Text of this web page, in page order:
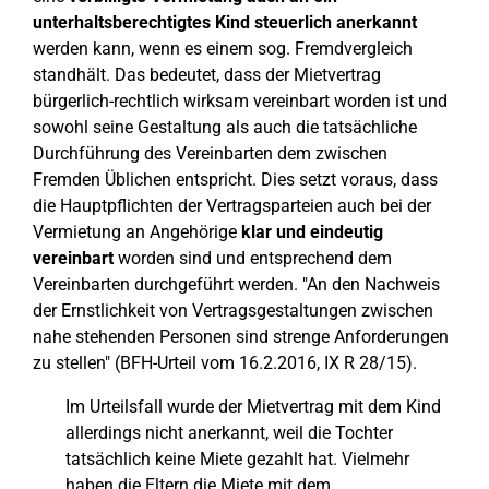
unterhaltsberechtigtes Kind steuerlich anerkannt
werden kann, wenn es einem sog. Fremdvergleich
standhält. Das bedeutet, dass der Mietvertrag
bürgerlich-rechtlich wirksam vereinbart worden ist und
sowohl seine Gestaltung als auch die tatsächliche
Durchführung des Vereinbarten dem zwischen
Fremden Üblichen entspricht. Dies setzt voraus, dass
die Hauptpflichten der Vertragsparteien auch bei der
Vermietung an Angehörige klar und eindeutig
vereinbartworden sind und entsprechend dem
Vereinbarten durchgeführt werden. "An den Nachweis
der Ernstlichkeit von Vertragsgestaltungen zwischen
nahe stehenden Personen sind strenge Anforderungen
zu stellen" (BFH-Urteil vom 16.2.2016, IX R 28/15).
Im Urteilsfall wurde der Mietvertrag mit dem Kind
allerdings nicht anerkannt, weil die Tochter
tatsächlich keine Miete gezahlt hat. Vielmehr